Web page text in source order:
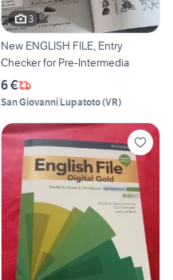
3
New ENGLISH FILE, Entry
Checker for Pre-Intermedia
6 €
San Giovanni Lupatoto(VR)